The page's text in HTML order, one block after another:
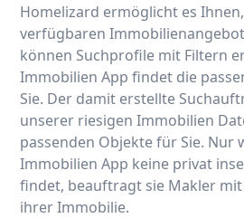
Homelizard ermöglicht es
verfügbaren
können Suchprofile mit Filtern
Immobilien App findet die
Sie. Der damit erstellte
unserer riesigen Immobilien
passenden Objekte für Sie. Nur
Immobilien App keine privat
findet, beauftragt sie Makler mit
ihrer Immobilie.